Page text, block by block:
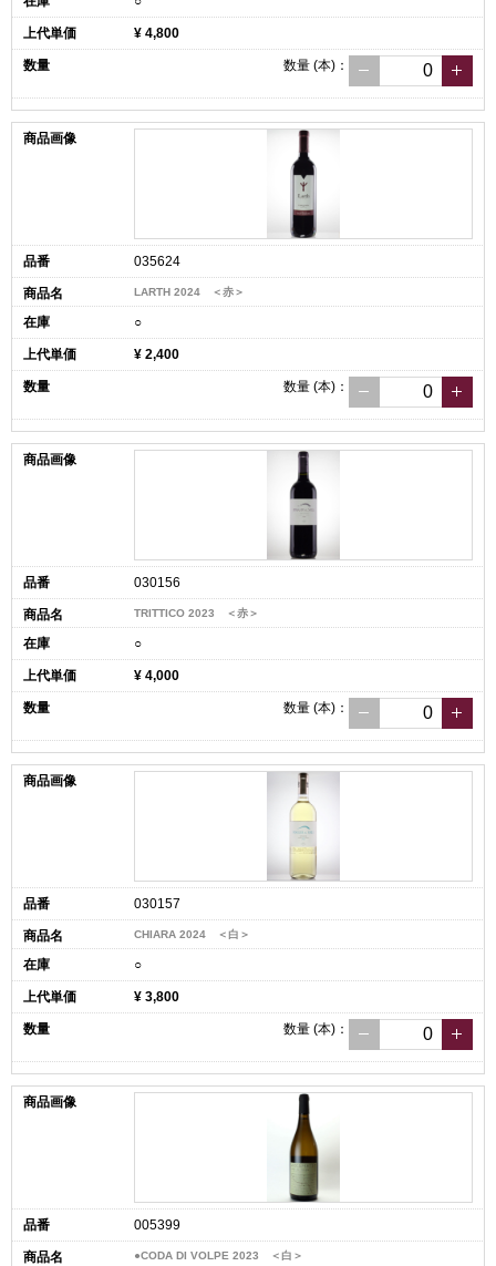
¥ 4,800
数量 (本) ：
035624
LARTH 2024 ＜赤＞
○
¥ 2,400
数量 (本) ：
030156
TRITTICO 2023 ＜赤＞
○
¥ 4,000
数量 (本) ：
030157
CHIARA 2024 ＜白＞
○
¥ 3,800
数量 (本) ：
005399
●CODA DI VOLPE 2023 ＜白＞